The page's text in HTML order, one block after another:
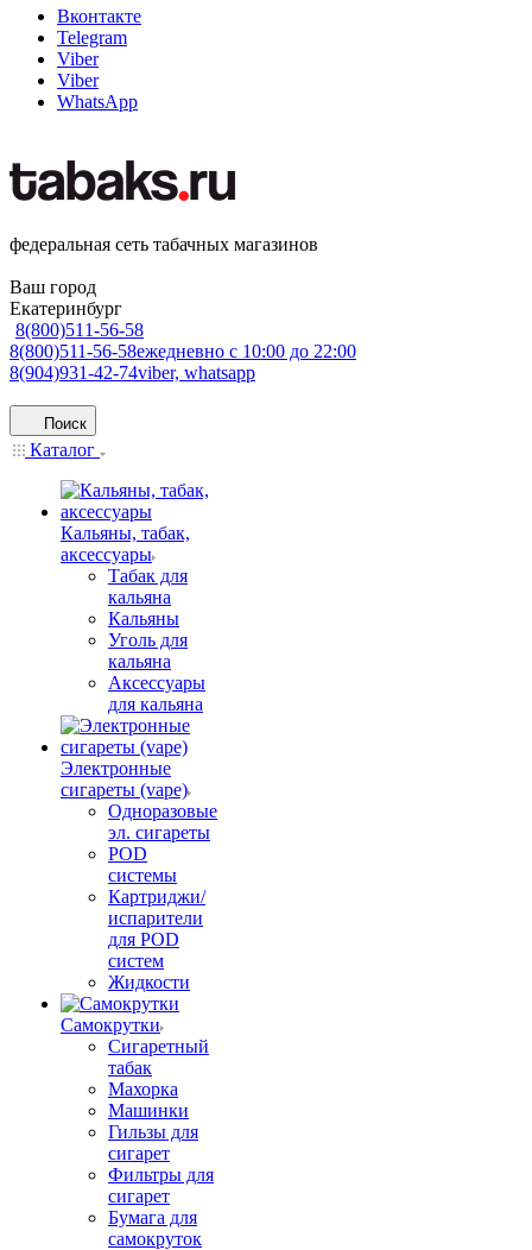
Вконтакте
Telegram
Viber
Viber
WhatsApp
федеральная сеть табачных магазинов
Ваш город
Екатеринбург
8(800)511-56-58
8(800)511-56-58ежедневно с 10:00 до 22:00
8(904)931-42-74viber, whatsapp
Поиск
Каталог
Кальяны, табак,
аксессуары
Табак для
кальяна
Кальяны
Уголь для
кальяна
Аксессуары
для кальяна
Электронные
сигареты (vape)
Одноразовые
эл. сигареты
POD
системы
Картриджи/
испарители
для POD
систем
Жидкости
Самокрутки
Сигаретный
табак
Махорка
Машинки
Гильзы для
сигарет
Фильтры для
сигарет
Бумага для
самокруток